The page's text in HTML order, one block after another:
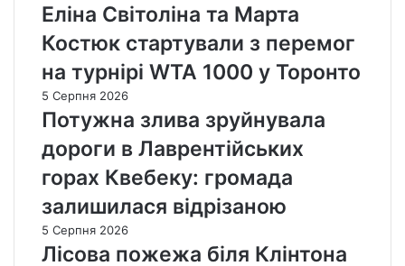
Еліна Світоліна та Марта
Костюк стартували з перемог
на турнірі WTA 1000 у Торонто
5 Серпня 2026
Потужна злива зруйнувала
дороги в Лаврентійських
горах Квебеку: громада
залишилася відрізаною
5 Серпня 2026
Лісова пожежа біля Клінтона